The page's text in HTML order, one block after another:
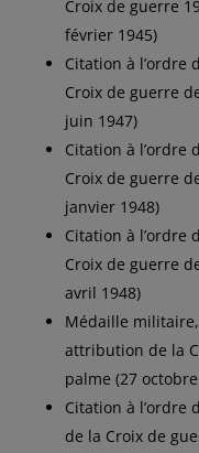
Croix de guerre
février 1945)
Citation à
Croix de guerre
juin 1947)
Citation à
Croix de guerre
janvier 1948)
Citation à
Croix de guerre
avril 1948)
Médaille militaire,
attribution de la
palme (27
Citation à l’ordre
de la Croix de